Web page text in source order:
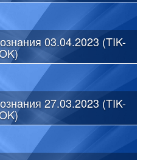
03.04.2023 (TIK-
27.03.2023 (TIK-